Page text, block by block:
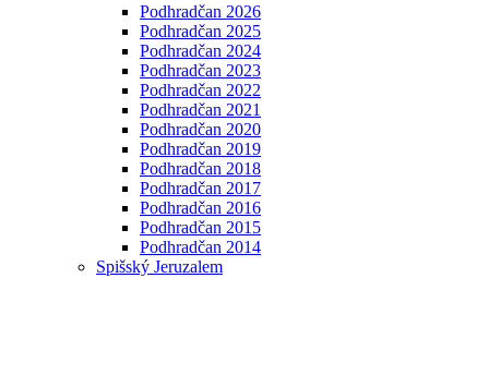
Podhradčan 2026
Podhradčan 2025
Podhradčan 2024
Podhradčan 2023
Podhradčan 2022
Podhradčan 2021
Podhradčan 2020
Podhradčan 2019
Podhradčan 2018
Podhradčan 2017
Podhradčan 2016
Podhradčan 2015
Podhradčan 2014
Spišský Jeruzalem